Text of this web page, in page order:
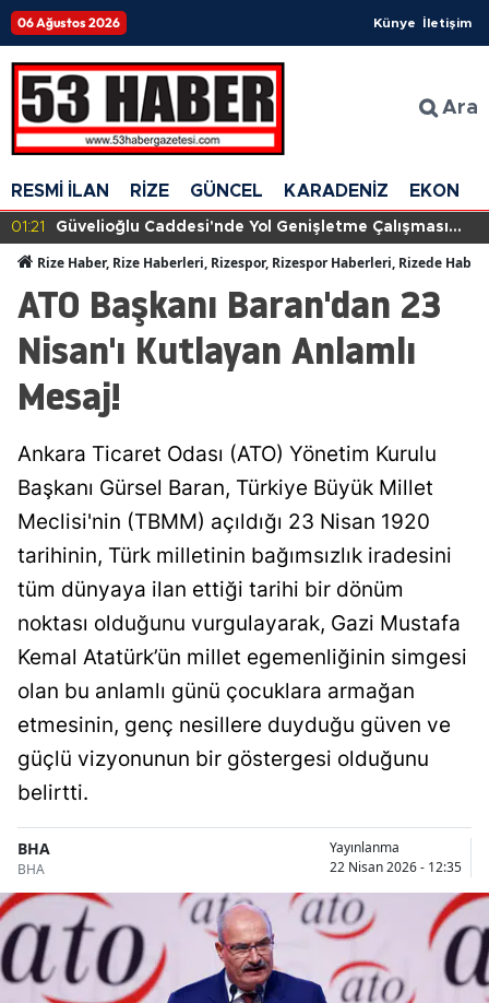
06 Ağustos 2026 Künye İletişim
Ara
RESMİ İLAN RİZE GÜNCEL KARADENİZ
01:21
Güvelioğlu Caddesi'nde Yol Genişletme Çalışması
Rize Haber, Rize Haberleri, Rizespor, Rizespor Haberleri, Rizede
ATO Başkanı Baran'dan 23
Nisan'ı Kutlayan Anlamlı
Mesaj!
Ankara Ticaret Odası (ATO) Yönetim Kurulu
Başkanı Gürsel Baran, Türkiye Büyük Millet
Meclisi'nin (TBMM) açıldığı 23 Nisan 1920
tarihinin, Türk milletinin bağımsızlık iradesini
tüm dünyaya ilan ettiği tarihi bir dönüm
noktası olduğunu vurgulayarak, Gazi Mustafa
Kemal Atatürk’ün millet egemenliğinin simgesi
olan bu anlamlı günü çocuklara armağan
etmesinin, genç nesillere duyduğu güven ve
güçlü vizyonunun bir göstergesi olduğunu
belirtti.
BHA
BHA
Yayınlanma
22 Nisan 2026 - 12:35